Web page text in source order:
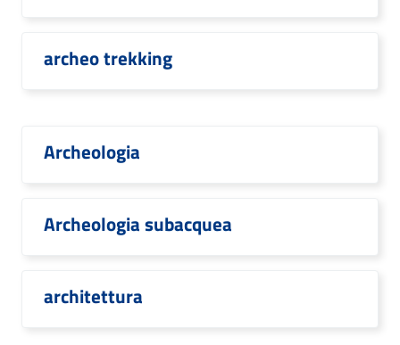
archeo trekking
Archeologia
Archeologia subacquea
architettura